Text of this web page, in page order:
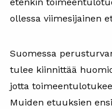
etenkin
ollessa viimesijainen
Suomessa
tulee kiinnittää
jotta
Muiden etuuksien